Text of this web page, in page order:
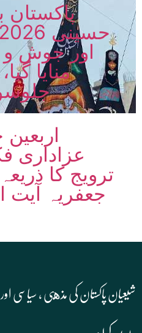
پاکستان
اور جوش و
منایا
عزاداری
ترویج کا
جعفریہ آیت
شیعیان پاکستان کی مذهبی , سیاسی اور